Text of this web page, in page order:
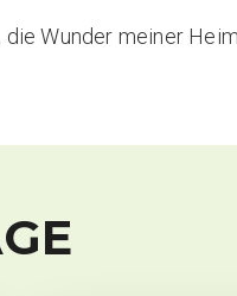
Wunder meiner